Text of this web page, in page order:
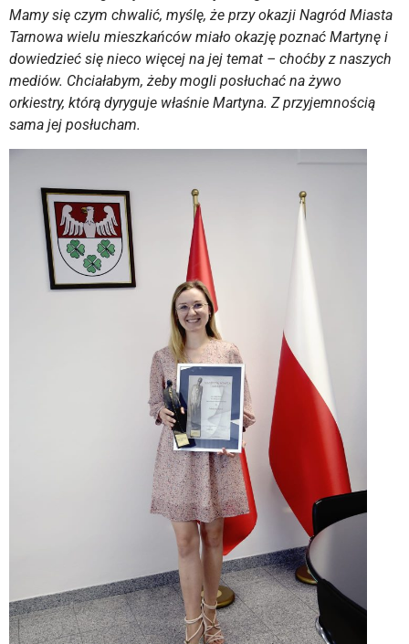
Mamy się czym chwalić, myślę, że przy okazji Nagród Miasta
Tarnowa wielu mieszkańców miało okazję poznać Martynę i
dowiedzieć się nieco więcej na jej temat – choćby z naszych
mediów. Chciałabym, żeby mogli posłuchać na żywo
orkiestry, którą dyryguje właśnie Martyna. Z przyjemnością
sama jej posłucham.